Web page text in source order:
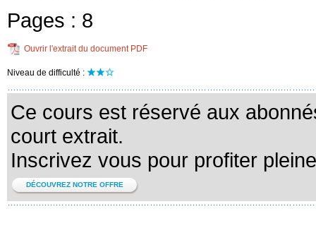
Pages : 8
Ouvrir l'extrait du document PDF
Niveau de difficulté :
Ce cours est réservé aux
court extrait.
Inscrivez vous pour profiter
DÉCOUVREZ NOTRE OFFRE